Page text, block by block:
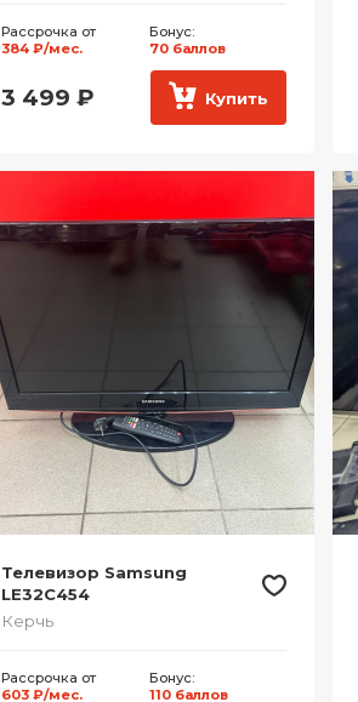
Рассрочка от
384 ₽/мес.
Бонус:
70 баллов
3 499 ₽ Купить
Телевизор Samsung
LE32C454
Керчь
Рассрочка от
603 ₽/мес.
Бонус:
110 баллов